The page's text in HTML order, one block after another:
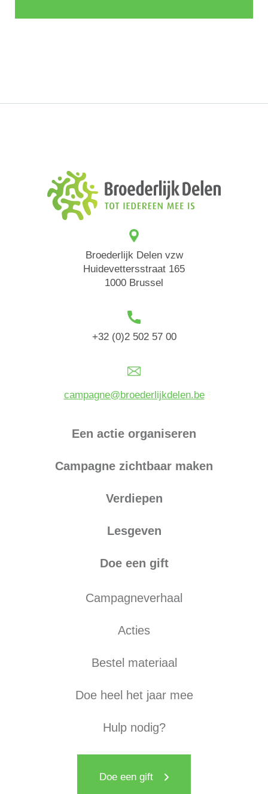
Broederlijk Delen vzw
Huidevettersstraat 165
1000 Brussel
+32 (0)2 502 57 00
campagne@broederlijkdelen.be
Een actie organiseren
Campagne zichtbaar maken
Verdiepen
Lesgeven
Doe een gift
Campagneverhaal
Acties
Bestel materiaal
Doe heel het jaar mee
Hulp nodig?
Doe een gift